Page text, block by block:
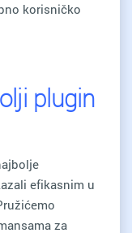
korisničko
plugin
efikasnim u
za